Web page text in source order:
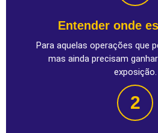
Entender onde
Para aquelas operações que
mas ainda precisam
exposição.
2